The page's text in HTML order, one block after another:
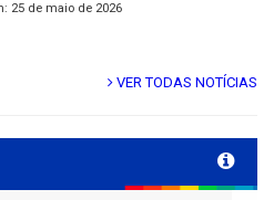
25 de maio de 2026
VER TODAS NOTÍCIAS